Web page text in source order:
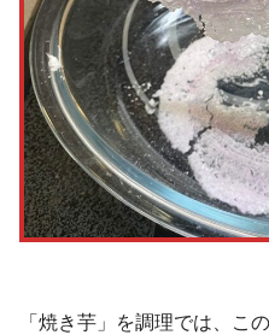
「焼き芋」を調理では、こ